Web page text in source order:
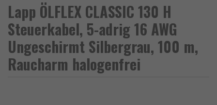
Lapp ÖLFLEX CLASSIC 130 H
Steuerkabel, 5-adrig 16 AWG
Ungeschirmt Silbergrau, 100 m,
Raucharm halogenfrei